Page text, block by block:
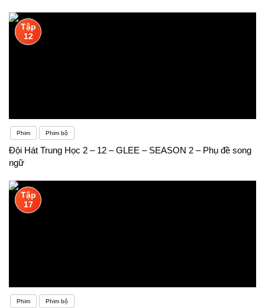
Tập
12
Phim Phim bộ
Đội Hát Trung Học 2 – 12 – GLEE – SEASON 2 – Phụ đề song
ngữ
Tập
17
Phim Phim bộ